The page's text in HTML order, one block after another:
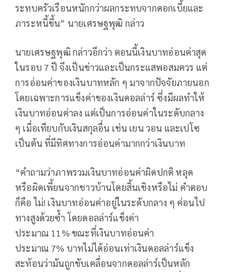
ระทบครัวเรือนหนักกว่าผลกระทบจากดอกเบี้ยและ
ภาระหนี้ขึ้น” นายเศรษฐพุฒิ กล่าว
นายเศรษฐพุฒิ กล่าวอีกว่า ตอนนี้เงินบาทอ่อนค่าสุด
ในรอบ 7 ปี จึงเป็นข่าวและเป็นกระแสพอสมควร แต่
การอ่อนค่าของเงินบาทหลัก ๆ มาจากปัจจัยภายนอก
โดยเฉพาะการแข็งค่าของเงินดอลล่าร์ ซึ่งมีผลทำให้
เงินบาทอ่อนค่าลง แต่เป็นการอ่อนค่าในระดับกลาง
ๆ เมื่อเทียบกับเงินสกุลอื่น เช่น เยน วอน และเปโซ
เป็นต้น ที่มีทิศทางการอ่อนค่ามากกว่าเงินบาท
“คำถามว่าภาพรวมเงินบาทอ่อนค่าผิดปกติ หลุด
หรือผิดเพี้ยนจากชาวบ้านโดยสิ้นเชิงหรือไม่ คำตอบ
ก็คือ ไม่! เงินบาทอ่อนค่าอยู่ในระดับกลาง ๆ ค่อนไป
ทางสูงด้วยซ้ำ โดยดอลล่าร์แข็งค่า
ประมาณ 11% ขณะที่เงินบาทอ่อนค่า
ประมาณ 7% บาทไม่ได้อ่อนเท่าเงินดอลล่าร์แข็ง
สะท้อนว่ามันถูกขับเคลื่อนจากดอลล่าร์เป็นหลัก